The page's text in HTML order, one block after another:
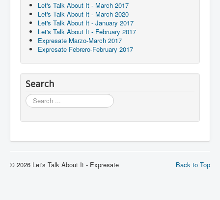
Let's Talk About It - March 2017
Let's Talk About It - March 2020
Let's Talk About It - January 2017
Let's Talk About It - February 2017
Expresate Marzo-March 2017
Expresate Febrero-February 2017
Search
Search
Back to Top
© 2026 Let's Talk About It - Expresate